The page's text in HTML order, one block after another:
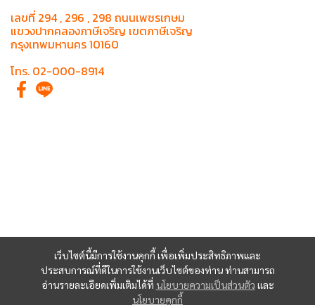
เว็บไซต์นี้มีการใช้งานคุกกี้ เพื่อเพิ่มประสิทธิภาพและ
ประสบการณ์ที่ดีในการใช้งานเว็บไซต์ของท่าน ท่านสามารถ
อ่านรายละเอียดเพิ่มเติมได้ที่ นโยบายความเป็นส่วนตัว และ
นโยบายคุกกี้
เลขที่ 294 , 296 , 298 ถนนเพชรเกษม
แขวงปากคลองภาษีเจริญ เขตภาษีเจริญ
กรุงเทพมหานคร 10160
โทร. 02-000-8914